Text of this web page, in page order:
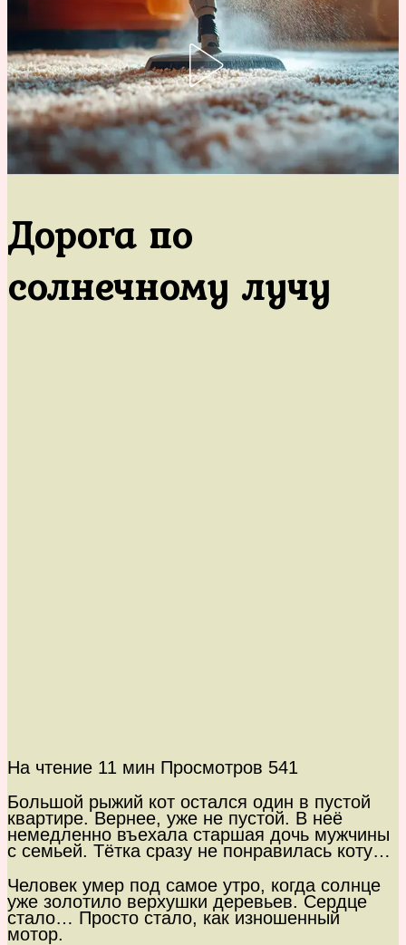
Дорога по
солнечному лучу
На чтение 11 мин Просмотров 541
Большой рыжий кот остался один в пустой
квартире. Вернее, уже не пустой. В неё
немедленно въехала старшая дочь мужчины
с семьей. Тётка сразу не понравилась коту…
Человек умер под самое утро, когда солнце
уже золотило верхушки деревьев. Сердце
стало… Просто стало, как изношенный
мотор.